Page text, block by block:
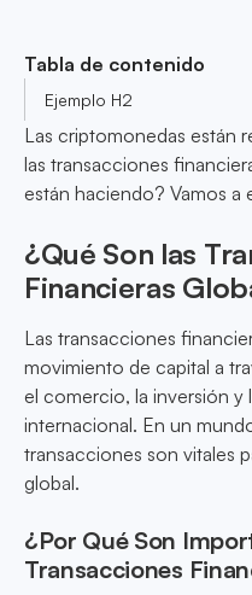
Tabla de contenido
Ejemplo H2
Las criptomonedas están
las transacciones
están haciendo? Vamos a
¿Qué Son las
Financieras
Las transacciones
movimiento de capital a
el comercio, la inversión y
internacional. En un
transacciones son vitales
global.
¿Por Qué Son
Transacciones